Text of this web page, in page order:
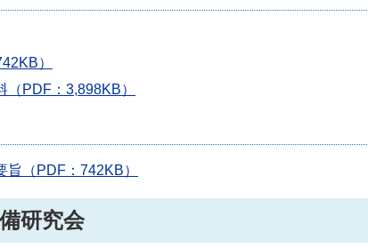
）
（PDF：3,898KB）
（PDF：742KB）
研究会